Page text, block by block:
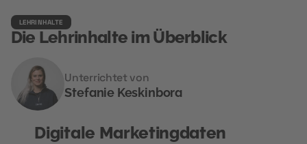
LEHRINHALTE
Die Lehrinhalte im Überblick
Unterrichtet von
Stefanie Keskinbora
Digitale Marketingdaten